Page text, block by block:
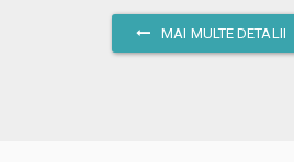
MAI MULTE DETALII